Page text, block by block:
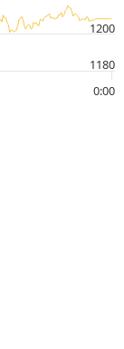
0:00
1180
1200